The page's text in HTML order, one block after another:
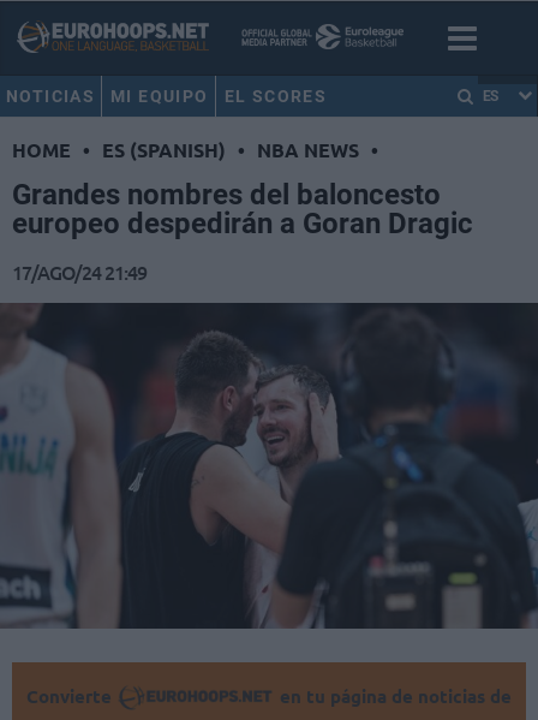
NOTICIAS MI EQUIPO EL SCORES ES
HOME • ES (SPANISH) • NBA NEWS •
Grandes nombres del baloncesto
europeo despedirán a Goran Dragic
17/AGO/24 21:49
Convierte
en tu página de noticias de